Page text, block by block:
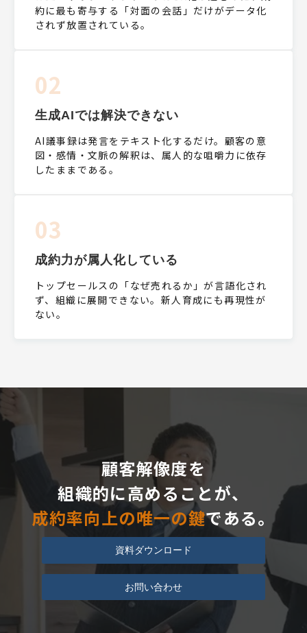
約に最も寄与する「対面の会話」だけがデータ化
されず放置されている。
02
生成AIでは解決できない
AI議事録は発言をテキスト化するだけ。顧客の意
図・感情・文脈の解釈は、属人的な咀嚼力に依存
したままである。
03
成約力が属人化している
トップセールスの「なぜ売れるか」が言語化され
ず、組織に展開できない。新人育成にも再現性が
ない。
顧客解像度を
組織的に高めることが、
成約率向上の唯一の鍵である。
資料ダウンロード
お問い合わせ